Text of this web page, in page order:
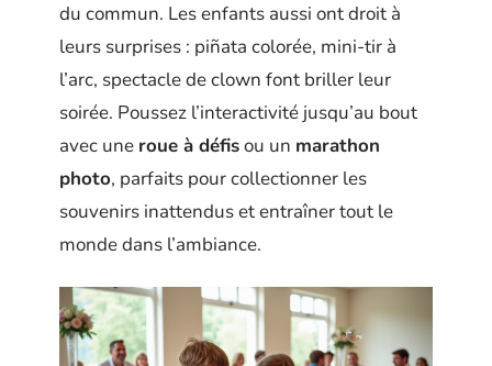
du commun. Les enfants aussi ont droit à
leurs surprises : piñata colorée, mini-tir à
l’arc, spectacle de clown font briller leur
soirée. Poussez l’interactivité jusqu’au bout
avec une roue à défisou un marathon
photo, parfaits pour collectionner les
souvenirs inattendus et entraîner tout le
monde dans l’ambiance.